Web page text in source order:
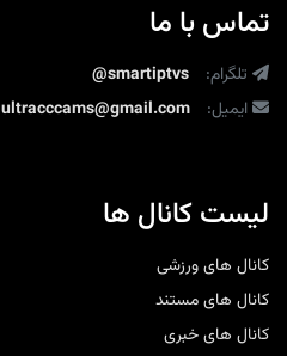
تماس با ما
تلگرام:
@smartiptvs
ایمیل:
ultracccams@gmail.com
لیست کانال ها
کانال های ورزشی
کانال های مستند
کانال های خبری